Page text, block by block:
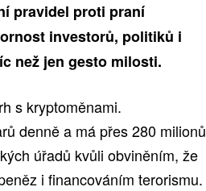
pravidel proti praní
investorů, politiků i
než jen gesto milosti.
s kryptoměnami.
denně a má přes 280 milionů
úřadů kvůli obviněním, že
i financováním terorismu.